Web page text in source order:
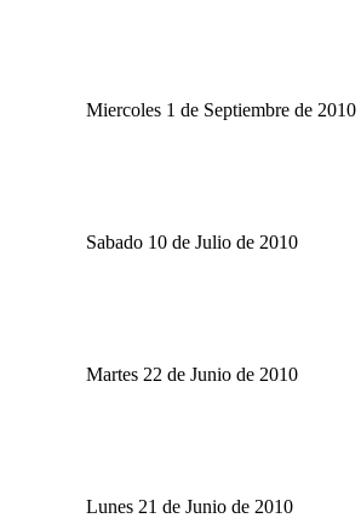
Miercoles 1 de Septiembre de 2010
Sabado 10 de Julio de 2010
Martes 22 de Junio de 2010
Lunes 21 de Junio de 2010